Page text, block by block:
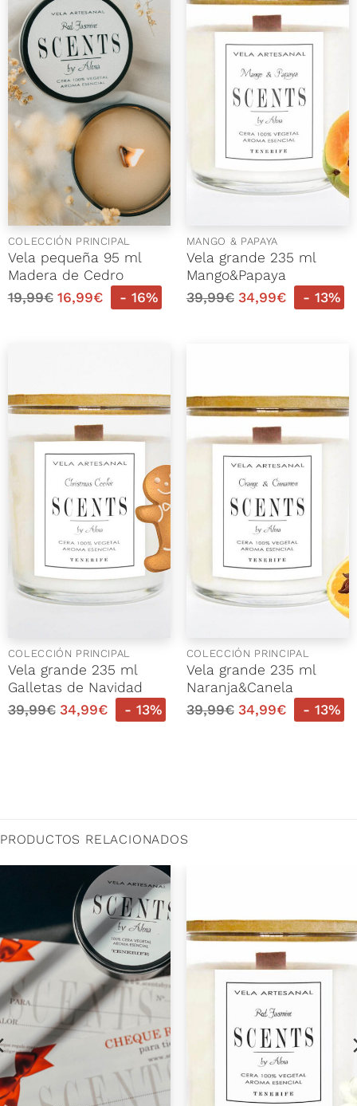
COLECCIÓN PRINCIPAL
Vela pequeña 95 ml
Madera de Cedro
19,99€ 16,99€ - 16%
MANGO & PAPAYA
Vela grande 235 ml
Mango&Papaya
39,99€ 34,99€ - 13%
COLECCIÓN PRINCIPAL
Vela grande 235 ml
Galletas de Navidad
39,99€ 34,99€ - 13%
COLECCIÓN PRINCIPAL
Vela grande 235 ml
Naranja&Canela
39,99€ 34,99€ - 13%
PRODUCTOS RELACIONADOS